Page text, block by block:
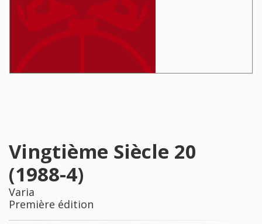
Vingtième Siècle 20
(1988-4)
Varia
Première édition